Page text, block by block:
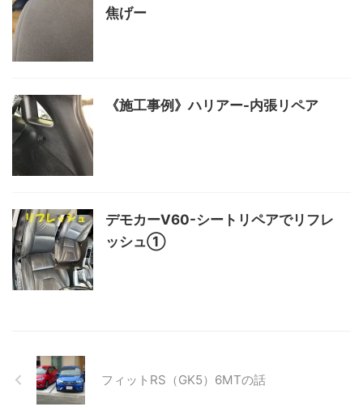
焦げー
《施工事例》ハリアー-内張リペア
デモカーV60-シートリペアでリフレ
ッシュ①
フィットRS（GK5）6MTの話